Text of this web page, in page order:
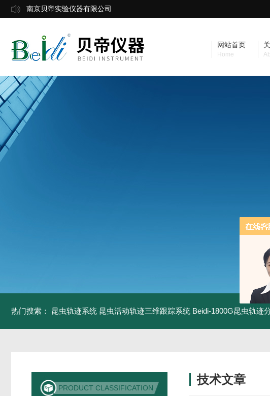
南京贝帝实验仪器有限公司
网站首页
Home
热门搜索： 昆虫轨迹系统 昆虫活动轨迹三维跟踪系统 Beidi-1800G昆虫轨迹
PRODUCT CLASSIFICATION
技术文章